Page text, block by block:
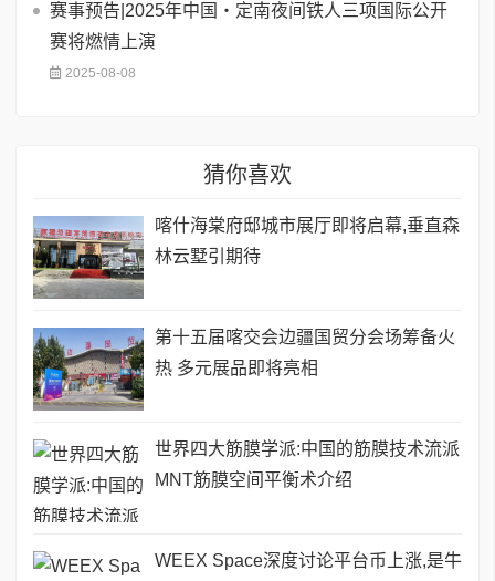
赛事预告|2025年中国・定南夜间铁人三项国际公开
赛将燃情上演
2025-08-08
猜你喜欢
喀什海棠府邸城市展厅即将启幕,垂直森
林云墅引期待
第十五届喀交会边疆国贸分会场筹备火
热 多元展品即将亮相
世界四大筋膜学派:中国的筋膜技术流派
MNT筋膜空间平衡术介绍
WEEX Space深度讨论平台币上涨,是牛